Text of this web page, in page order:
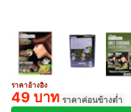
ราคาอ้างอิง
49 บาท ราคาค่อนข้างต่ำ